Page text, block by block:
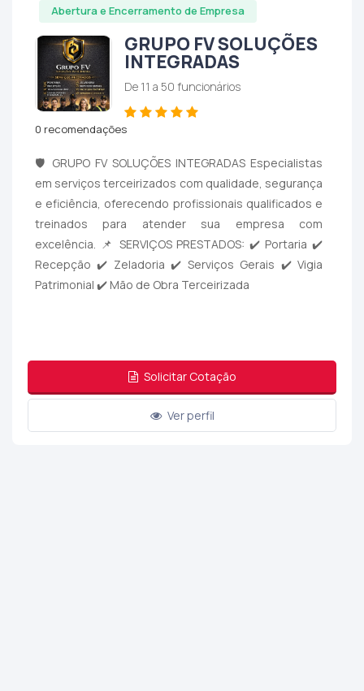
Abertura e Encerramento de Empresa
GRUPO FV SOLUÇÕES
INTEGRADAS
De 11 a 50 funcionários
0 recomendações
🛡️ GRUPO FV SOLUÇÕES INTEGRADAS Especialistas
em serviços terceirizados com qualidade, segurança
e eficiência, oferecendo profissionais qualificados e
treinados para atender sua empresa com
excelência. 📌 SERVIÇOS PRESTADOS: ✔️ Portaria ✔️
Recepção ✔️ Zeladoria ✔️ Serviços Gerais ✔️ Vigia
Patrimonial ✔️ Mão de Obra Terceirizada
Solicitar Cotação
Ver perfil